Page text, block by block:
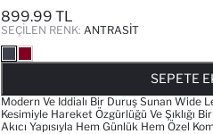
899.99 TL
SEÇILEN RENK: ANTRASIT
SEPETE
Modern Ve Iddialı Bir Duruş Sunan Wide
Kesimiyle Hareket Özgürlüğü Ve Şıklığı
Akıcı Yapısıyla Hem Günlük Hem Özel